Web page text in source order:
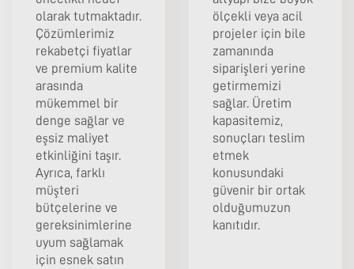
olarak tutmaktadır.
Çözümlerimiz
rekabetçi fiyatlar
ve premium kalite
arasında
mükemmel bir
denge sağlar ve
eşsiz maliyet
etkinliğini taşır.
Ayrıca, farklı
müşteri
bütçelerine ve
gereksinimlerine
uyum sağlamak
için esnek satın
ölçekli veya acil
projeler için bile
zamanında
siparişleri yerine
getirmemizi
sağlar. Üretim
kapasitemiz,
sonuçları teslim
etmek
konusundaki
güvenir bir ortak
olduğumuzun
kanıtıdır.